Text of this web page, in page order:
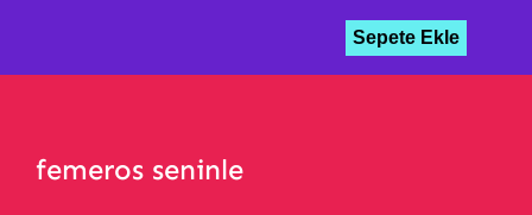
Sepete Ekle
femeros seninle